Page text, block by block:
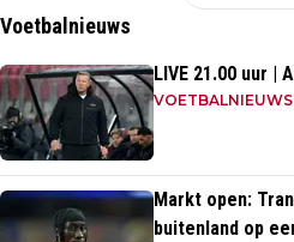
Voetbalnieuws
VOETBALNIEUWS
Markt open:
buitenland op